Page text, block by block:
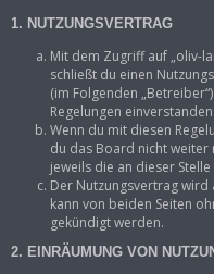
1. NUTZUNGSVERTRAG
Mit dem Zugriff auf „oliv-
schließt du einen
(im Folgenden
Regelungen einverstanden.
Wenn du mit diesen
du das Board nicht weiter
jeweils die an dieser
Der Nutzungsvertrag
kann von beiden Seiten
gekündigt werden.
2. EINRÄUMUNG VON